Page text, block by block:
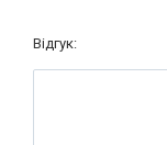
Відгук: